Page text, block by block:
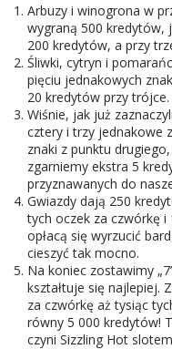
Arbuzy i winogrona w
wygraną 500 kredytów,
200 kredytów, a przy
Śliwki, cytryn i
pięciu jednakowych
20 kredytów przy trójce.
Wiśnie, jak już
cztery i trzy jednakowe
znaki z punktu
zgarniemy ekstra 5
przyznawanych do
Gwiazdy dają 250
tych oczek za czwórkę
opłacą się wyrzucić
cieszyć tak mocno.
Na koniec zostawimy
kształtuje się najlepiej.
za czwórkę aż tysiąc
równy 5 000 kredytów!
czyni Sizzling Hot